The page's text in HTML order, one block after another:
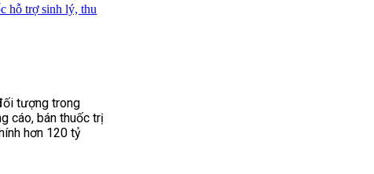
hỗ trợ sinh lý, thu
tượng trong
cáo, bán thuốc trị
hơn 120 tỷ